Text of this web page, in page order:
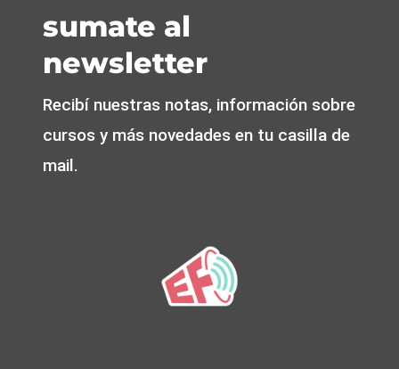
sumate al
newsletter
Recibí nuestras notas, información sobre
cursos y más novedades en tu casilla de
mail.